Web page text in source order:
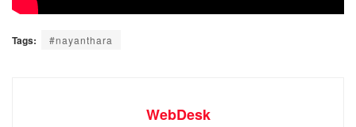
Tags: #nayanthara
WebDesk